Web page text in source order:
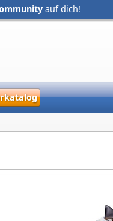
auf dich!